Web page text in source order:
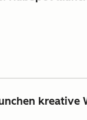
kreative